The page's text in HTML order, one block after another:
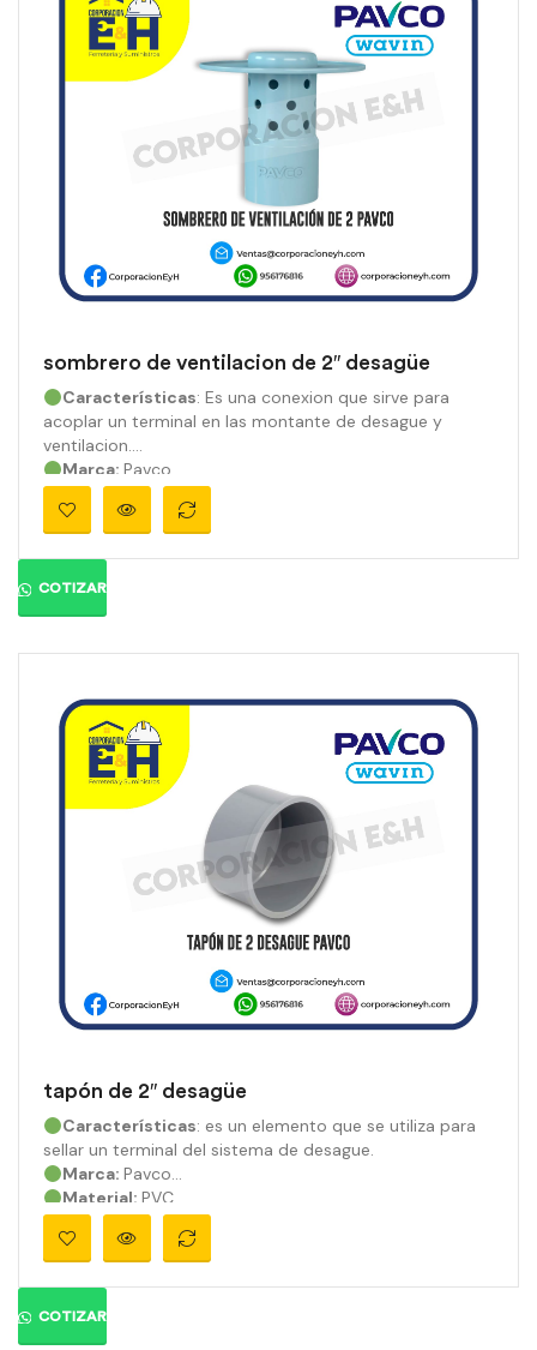
sombrero de ventilacion de 2″ desagüe
Características: Es una conexion que sirve para
acoplar un terminal en las montante de desague y
ventilacion.
Marca: Pavco
Material:
PVC
Medidas:
Presión:890 psi
Color:
COTIZAR
tapón de 2″ desagüe
Características: es un elemento que se utiliza para
sellar un terminal del sistema de desague.
Marca: Pavco
Material: PVC
Medidas:2″
Ángulo:
Presión:890 psi
Color:Gris orgánico
COTIZAR